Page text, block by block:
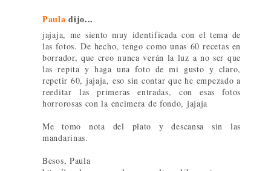
Paula dijo...
jajaja, me siento muy identificada con el tema de
las fotos. De hecho, tengo como unas 60 recetas en
borrador, que creo nunca verán la luz a no ser que
las repita y haga una foto de mi gusto y claro,
repetir 60, jajaja, eso sin contar que he empezado a
reeditar las primeras entradas, con esas fotos
horrorosas con la encimera de fondo, jajaja
Me tomo nota del plato y descansa sin las
mandarinas.
Besos, Paula